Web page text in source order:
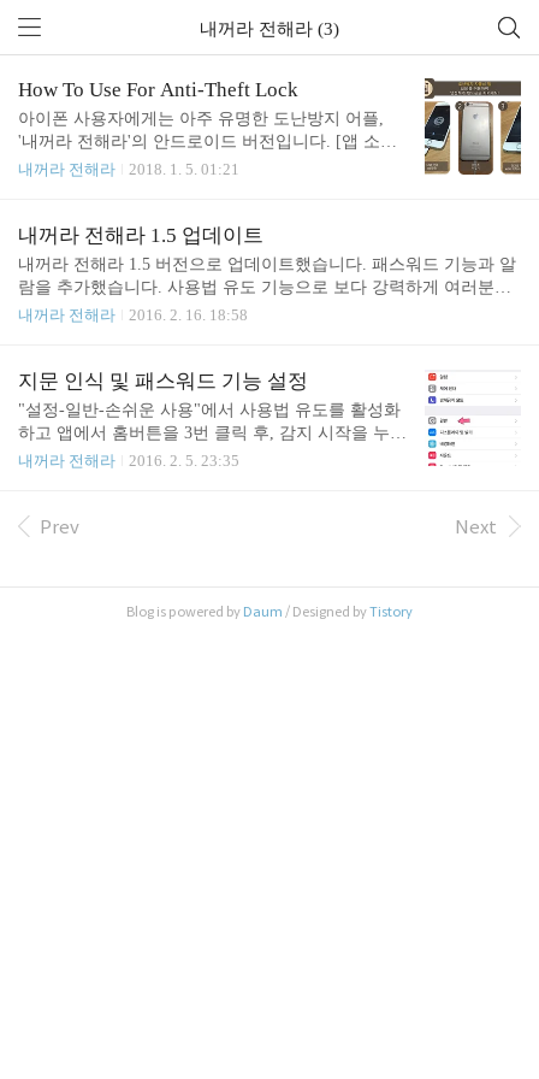
내꺼라 전해라 (3)
How To Use For Anti-Theft Lock
아이폰 사용자에게는 아주 유명한 도난방지 어플,
'내꺼라 전해라'의 안드로이드 버전입니다. [앱 소개]
찜질방, 카폐, 도서관등 외부에서 핸드폰 도난 때문
결 상태일때 도난 감지가 시작됩니다.도둑이 핸드폰
의 충전 / 이어폰 케이블의 잭을 분리하는 순간! 불쾌
한 진동과 알람이 울립니다.당황하는 도둑이 알람 소
0.5초 각격으로 자동 볼륨 설정을 해놨기 때문에 소
잭을 분리할 때 당황하지 않도록 초기 10초 가량은
진동과 함께 사진 촬영 소리가 나옵니다. 그 이후에
는 시끄러운 경고 알람이 울리게 설정해놨습니다...
내꺼라 전해라 2018. 1. 5. 01:21
내꺼라 전해라 1.5 업데이트
내꺼라 전해라 1.5 버전으로 업데이트했습니다. 패스워드 기능과 알
람을 추가했습니다. 사용법 유도 기능으로 보다 강력하게 여러분의
핸드폰을 지켜줍니다.
내꺼라 전해라 2016. 2. 16. 18:58
지문 인식 및 패스워드 기능 설정
"설정-일반-손쉬운 사용"에서 사용법 유도를 활성화
하고 앱에서 홈버튼을 3번 클릭 후, 감지 시작을 누르
시면 됩니다. 기존처럼 지문인식으로 사용하시려면,
설정시 내꺼라 전해라 앱에서 홈 버튼을 3번 눌러서
로 사용법 유도 기능을 종료하면됩니다. [사이트에
내꺼라 전해라 2016. 2. 5. 23:35
Prev Next
Blog is powered by Daum / Designed byTistory